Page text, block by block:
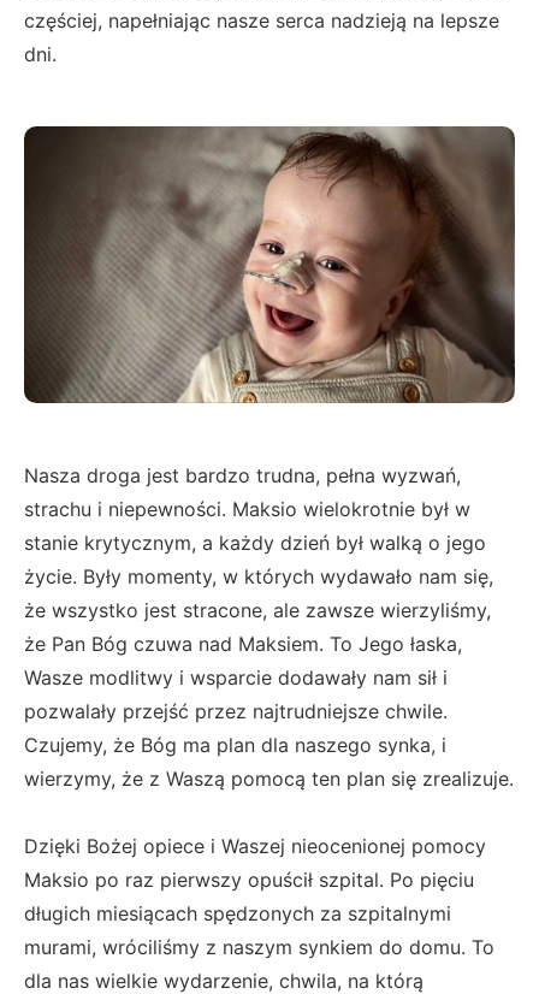
częściej, napełniając nasze serca nadzieją na lepsze
dni.
Nasza droga jest bardzo trudna, pełna wyzwań,
strachu i niepewności. Maksio wielokrotnie był w
stanie krytycznym, a każdy dzień był walką o jego
życie. Były momenty, w których wydawało nam się,
że wszystko jest stracone, ale zawsze wierzyliśmy,
że Pan Bóg czuwa nad Maksiem. To Jego łaska,
Wasze modlitwy i wsparcie dodawały nam sił i
pozwalały przejść przez najtrudniejsze chwile.
Czujemy, że Bóg ma plan dla naszego synka, i
wierzymy, że z Waszą pomocą ten plan się zrealizuje.
Dzięki Bożej opiece i Waszej nieocenionej pomocy
Maksio po raz pierwszy opuścił szpital. Po pięciu
długich miesiącach spędzonych za szpitalnymi
murami, wróciliśmy z naszym synkiem do domu. To
dla nas wielkie wydarzenie, chwila, na którą